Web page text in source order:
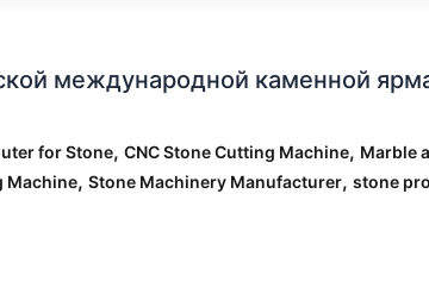
международной каменной
for Stone, CNC Stone Cutting Machine, Marble
Machine, Stone Machinery Manufacturer, stone